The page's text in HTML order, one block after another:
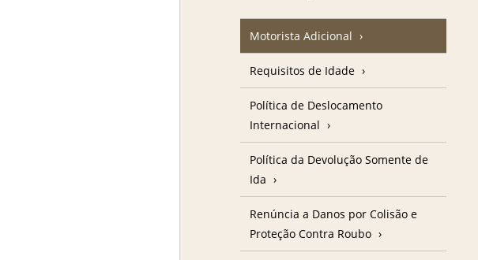
Motorista Adicional
Requisitos de Idade
Política de Deslocamento
Internacional
Política da Devolução Somente de
Ida
Renúncia a Danos por Colisão e
Proteção Contra Roubo